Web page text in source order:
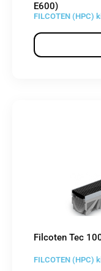
E600)
FILCOTEN (HPC)
Filcoten Tec
FILCOTEN (HPC)